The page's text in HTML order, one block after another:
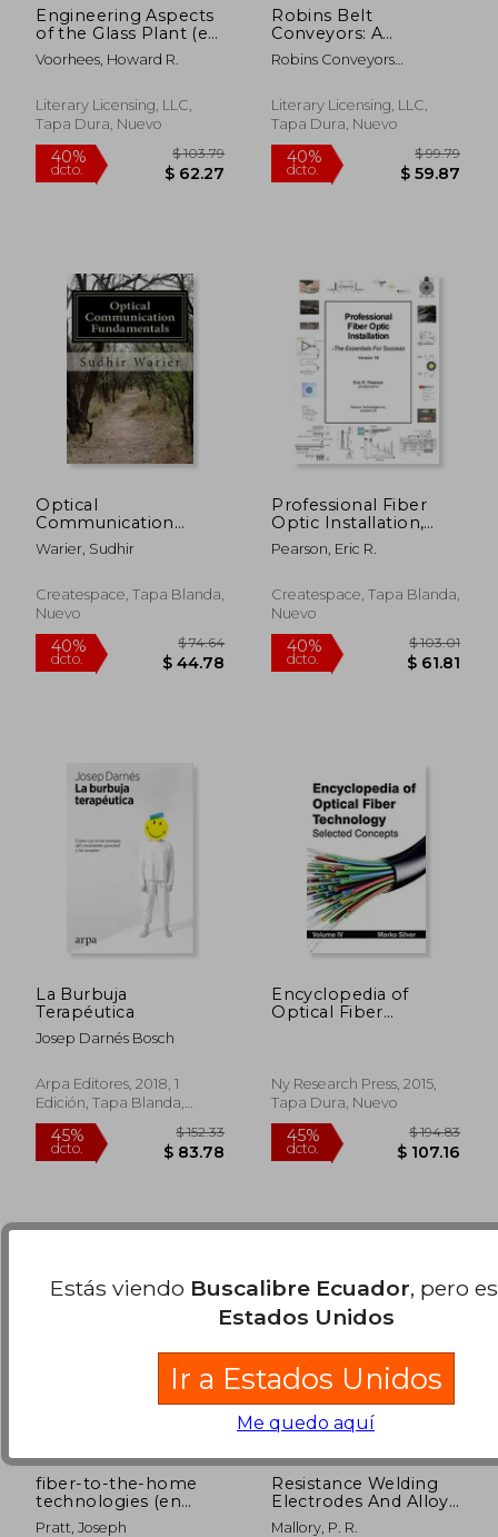
40%
dcto. $ 173.03
40%
dcto.
Engineering Aspects
of the Glass Plant (en
Inglés)
Voorhees, Howard R.
Literary Licensing, LLC,
Tapa Dura, Nuevo
dcto.
Robins Belt
Conveyors: A
Handbook for
Designers, Bulletin
Robins Conveyors
Literary Licensing, LLC,
Tapa Dura, Nuevo
dcto.
Optical
Communication
Fundamentals (en
Inglés)
Warier, Sudhir
Createspace, Tapa Blanda,
Nuevo
Professional Fiber
Optic Installation,
v.10: The Essentials
For Success (en
Pearson, Eric R.
Createspace, Tapa Blanda,
Nuevo
La Burbuja
Terapéutica
Josep Darnés Bosch
Arpa Editores, 2018, 1
Edición, Tapa Blanda,
Nuevo
Encyclopedia of
Optical Fiber
Ny Research Press, 2015,
Tapa Dura, Nuevo
fiber-to-the-home
technologies (en
Inglés)
Pratt, Joseph
Resistance Welding
Electrodes And Alloys
(en Inglés)
Mallory, P. R.
Estás viendo Buscalibre Ecuador, pero
Estados Unidos
Ir a Estados Unidos
Me quedo aquí